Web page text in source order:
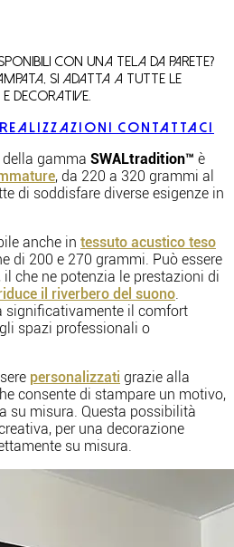
con una tela da parete?
si adatta a tutte le
e decorative.
Contattaci
gamma SWALtradition™ è
, da 220 a 320 grammi al
di soddisfare diverse esigenze in
anche in tessuto acustico teso
di 200 e 270 grammi. Può essere
che ne potenzia le prestazioni di
il riverbero del suono.
significativamente il comfort
spazi professionali o
personalizzati grazie alla
consente di stampare un motivo,
su misura. Questa possibilità
per una decorazione
su misura.